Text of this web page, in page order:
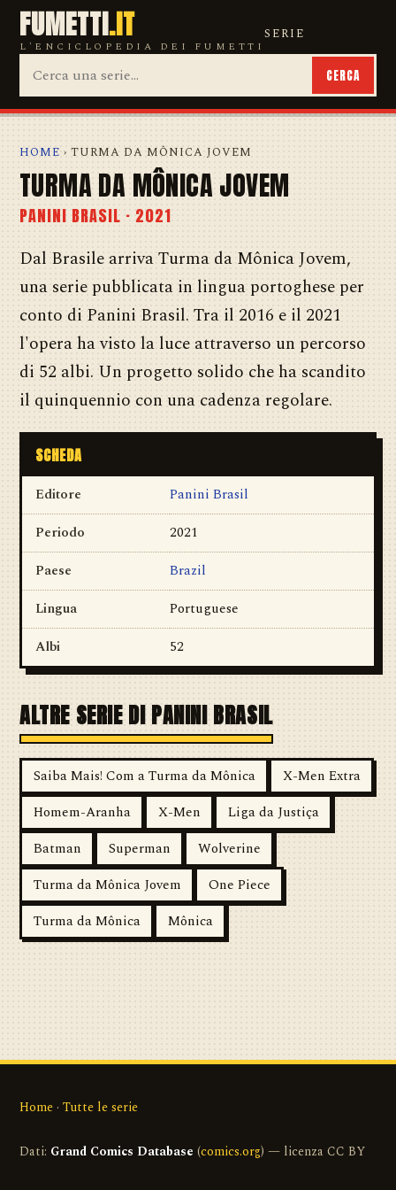
FUMETTI.IT
L'ENCICLOPEDIA DEI FUMETTI
SERIE
CERCA
HOME › TURMA DA MÔNICA JOVEM
TURMA DA MÔNICA JOVEM
PANINI BRASIL · 2021
Dal Brasile arriva Turma da Mônica Jovem,
una serie pubblicata in lingua portoghese per
conto di Panini Brasil. Tra il 2016 e il 2021
l'opera ha visto la luce attraverso un percorso
di 52 albi. Un progetto solido che ha scandito
il quinquennio con una cadenza regolare.
SCHEDA
Editore
Panini Brasil
Periodo
2021
Paese
Brazil
Lingua
Portuguese
Albi
52
ALTRE SERIE DI PANINI BRASIL
Saiba Mais! Com a Turma da Mônica
X-Men Extra
Homem-Aranha
X-Men
Liga da Justiça
Batman
Superman
Wolverine
Turma da Mônica Jovem
One Piece
Turma da Mônica
Mônica
Home · Tutte le serie
Dati: Grand Comics Database (comics.org) — licenza CC BY